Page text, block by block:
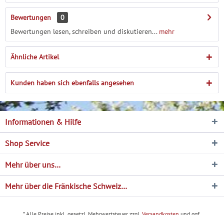
Bewertungen
0
Bewertungen lesen, schreiben und diskutieren...mehr
Ähnliche Artikel
Kunden haben sich ebenfalls angesehen
Informationen & Hilfe
Shop Service
Mehr über uns…
Mehr über die Fränkische Schweiz…